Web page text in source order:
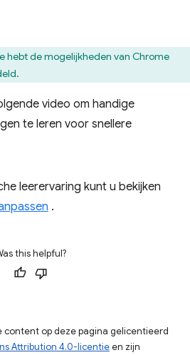
hebt de mogelijkheden van Chrome
video om handige
te leren voor snellere
leerervaring kunt u bekijken
.
this helpful?
content op deze pagina gelicentieerd
Attribution 4.0-licentieen zijn